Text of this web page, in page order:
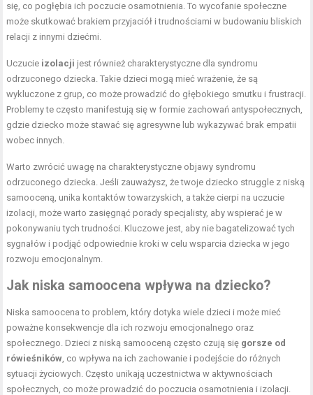
się, co pogłębia ich poczucie osamotnienia. To wycofanie społeczne
może skutkować brakiem przyjaciół i trudnościami w budowaniu bliskich
relacji z innymi dziećmi.
Uczucie izolacji jest również charakterystyczne dla syndromu
odrzuconego dziecka. Takie dzieci mogą mieć wrażenie, że są
wykluczone z grup, co może prowadzić do głębokiego smutku i frustracji.
Problemy te często manifestują się w formie zachowań antyspołecznych,
gdzie dziecko może stawać się agresywne lub wykazywać brak empatii
wobec innych.
Warto zwrócić uwagę na charakterystyczne objawy syndromu
odrzuconego dziecka. Jeśli zauważysz, że twoje dziecko struggle z niską
samooceną, unika kontaktów towarzyskich, a także cierpi na uczucie
izolacji, może warto zasięgnąć porady specjalisty, aby wspierać je w
pokonywaniu tych trudności. Kluczowe jest, aby nie bagatelizować tych
sygnałów i podjąć odpowiednie kroki w celu wsparcia dziecka w jego
rozwoju emocjonalnym.
Jak niska samoocena wpływa na dziecko?
Niska samoocena to problem, który dotyka wiele dzieci i może mieć
poważne konsekwencje dla ich rozwoju emocjonalnego oraz
społecznego. Dzieci z niską samooceną często czują się gorsze od
rówieśników, co wpływa na ich zachowanie i podejście do różnych
sytuacji życiowych. Często unikają uczestnictwa w aktywnościach
społecznych, co może prowadzić do poczucia osamotnienia i izolacji.